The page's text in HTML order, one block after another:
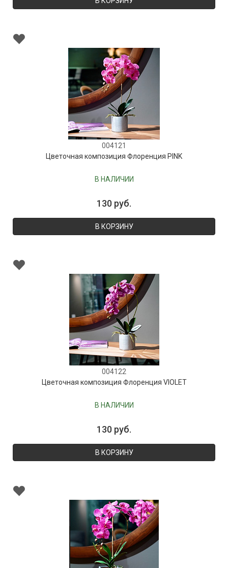
004121
Цветочная композиция Флоренция PINK
В НАЛИЧИИ
130 руб.
В КОРЗИНУ
004122
Цветочная композиция Флоренция VIOLET
В НАЛИЧИИ
130 руб.
В КОРЗИНУ